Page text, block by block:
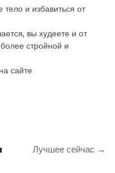
и избавиться от
вы худеете и от
стройной и
сайте
Лучшее сейчас →